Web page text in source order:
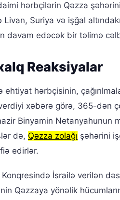
hərbçilərin Qəzza
Suriya və işğal
davam edəcək bir təlimə
Reaksiyalar
hərbçisinin,
xəbərə görə, 365-dən
Binyamin Netanyahunun
də, Qəzza zolağı şəhərini
edirlər.
İsrailə verilən
Qəzzaya yönəlik